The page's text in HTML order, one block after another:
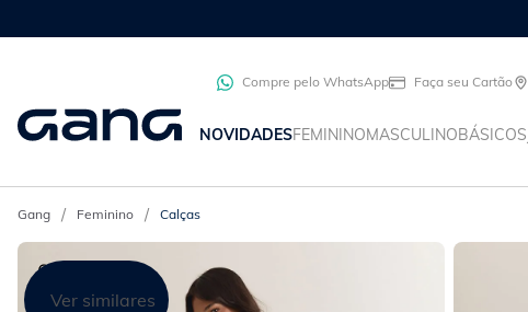
Compre pelo WhatsApp Faça seu Cartão
NOVIDADESFEMININOMASCULINOBÁSICOS
Feminino Calças
Ver similares